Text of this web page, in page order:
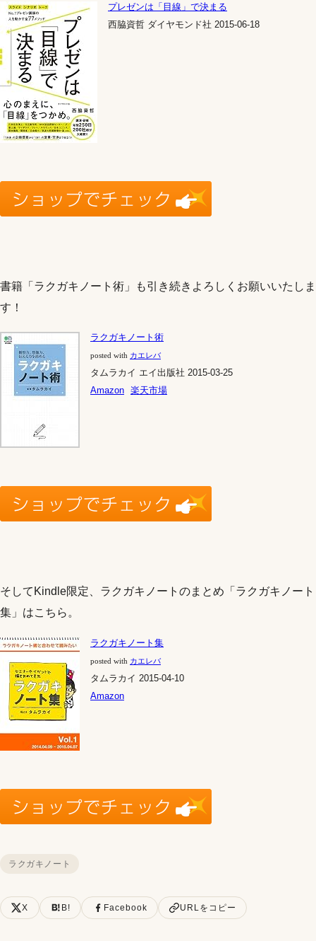
プレゼンは「目線」で決まる
西脇資哲 ダイヤモンド社 2015-06-18
書籍「ラクガキノート術」も引き続きよろしくお願いいたしま
す！
ラクガキノート術
posted with カエレバ
タムラカイ エイ出版社 2015-03-25
Amazon 楽天市場
そしてKindle限定、ラクガキノートのまとめ「ラクガキノート
集」はこちら。
ラクガキノート集
posted with カエレバ
タムラカイ 2015-04-10
Amazon
ラクガキノート
X B! Facebook URLをコピー